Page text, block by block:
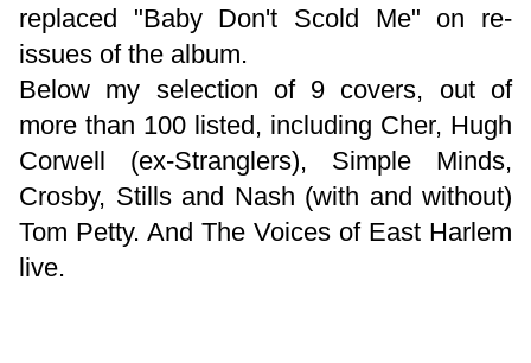
replaced "Baby Don't Scold Me" on re-
issues of the album.
Below my selection of 9 covers, out of
more than 100 listed, including Cher, Hugh
Corwell (ex-Stranglers), Simple Minds,
Crosby, Stills and Nash (with and without)
Tom Petty. And The Voices of East Harlem
live.